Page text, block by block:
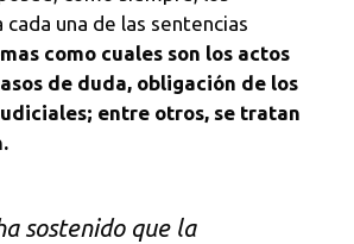
cada una de las sentencias
como cuales son los actos
de duda, obligación de los
entre otros, se tratan
sostenido que la